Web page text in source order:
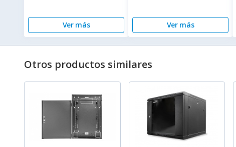
Ver más Ver más
Otros productos similares